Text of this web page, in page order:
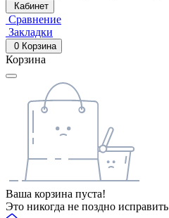
Кабинет
Сравнение
Закладки
0 Корзина
Корзина
Ваша корзина пуста!
Это никогда не поздно